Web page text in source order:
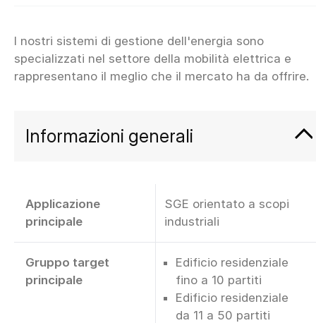
I nostri sistemi di gestione dell'energia sono
specializzati nel settore della mobilità elettrica e
Informazioni generali
Applicazione
principale
SGE orientato a scopi
industriali
Gruppo target
principale
Edificio residenziale
fino a 10 partiti
Edificio residenziale
da 11 a 50 partiti